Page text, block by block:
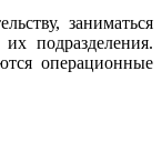
заниматься
подразделения.
операционные